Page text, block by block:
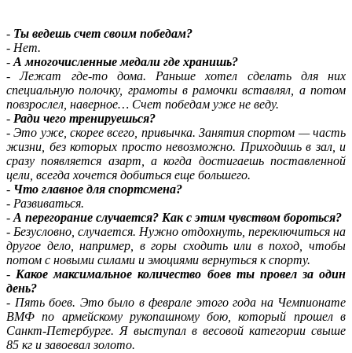
- Ты ведешь счет своим победам?
- Нет.
- А многочисленные медали где хранишь?
-Лежат где-то дома. Раньше хотел сделать для них
специальную полочку, грамоты в рамочки вставлял, а потом
повзрослел, наверное… Счет победам уже не веду.
- Ради чего тренируешься?
-Это уже, скорее всего, привычка. Занятия спортом — часть
жизни, без которых просто невозможно. Приходишь в зал, и
сразу появляется азарт, а когда достигаешь поставленной
цели, всегда хочется добиться еще большего.
- Что главное для спортсмена?
- Развиваться.
- А перегорание случается? Как с этим чувством бороться?
- Безусловно, случается. Нужно отдохнуть, переключиться на
другое дело, например, в горы сходить или в поход, чтобы
потом с новыми силами и эмоциями вернуться к спорту.
- Какое максимальное количество боев ты провел за один
день?
- Пять боев. Это было в феврале этого года на Чемпионате
ВМФ по армейскому рукопашному бою, который прошел в
Санкт-Петербурге. Я выступал в весовой категории свыше
85 кг и завоевал золото.